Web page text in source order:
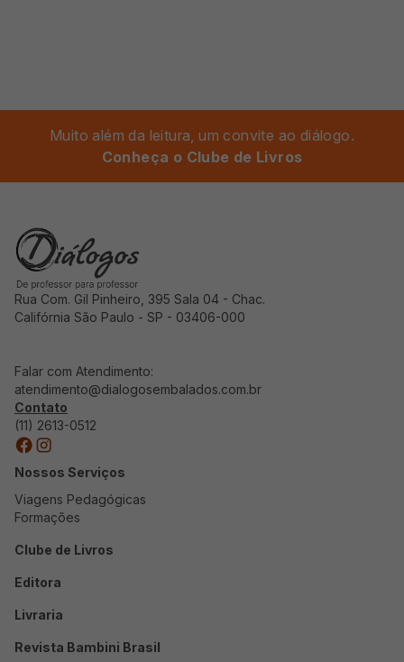
Muito além da leitura, um convite ao diálogo.
Conheça o Clube de Livros
Rua Com. Gil Pinheiro, 395 Sala 04 - Chac.
Califórnia São Paulo - SP - 03406-000
Falar com Atendimento:
atendimento@dialogosembalados.com.br
Contato
(11) 2613-0512
Nossos Serviços
Viagens Pedagógicas
Formações
Clube de Livros
Editora
Livraria
Revista Bambini Brasil